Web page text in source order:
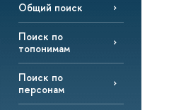
Общий поиск
Поиск по
топонимам
Поиск по
персонам